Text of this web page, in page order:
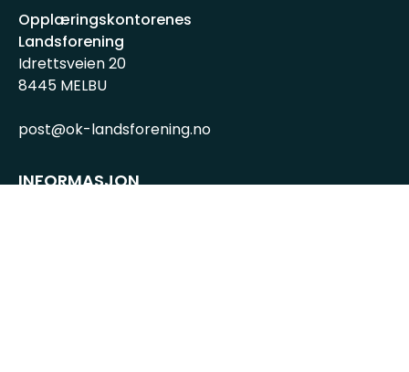
Opplæringskontorenes
Landsforening
Idrettsveien 20
8445 MELBU
post@ok-landsforening.no
INFORMASJON